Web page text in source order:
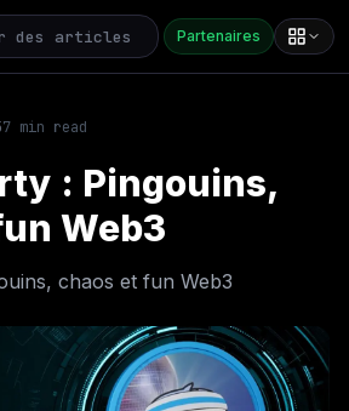
Partenaires
7 min read
: Pingouins,
Web3
chaos et fun Web3